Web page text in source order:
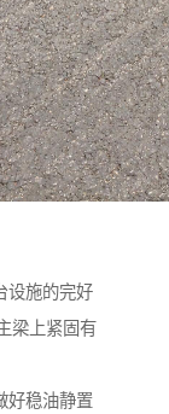
设施的完好
梁上紧固有
好稳油静置